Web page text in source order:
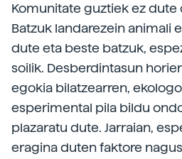
Komunitate guztiek ez
Batzuk landarezein animali
dute eta beste batzuk,
soilik. Desberdintasun
egokia bilatzearren,
esperimental pila bildu
plazaratu dute. Jarraian,
eragina duten faktore